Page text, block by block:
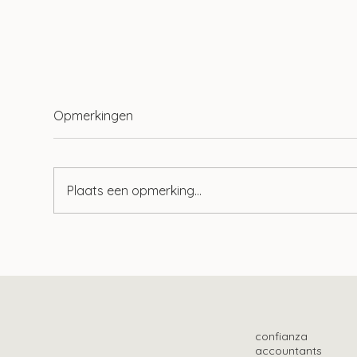
Opmerkingen
Plaats een opmerking...
confianza
accountants